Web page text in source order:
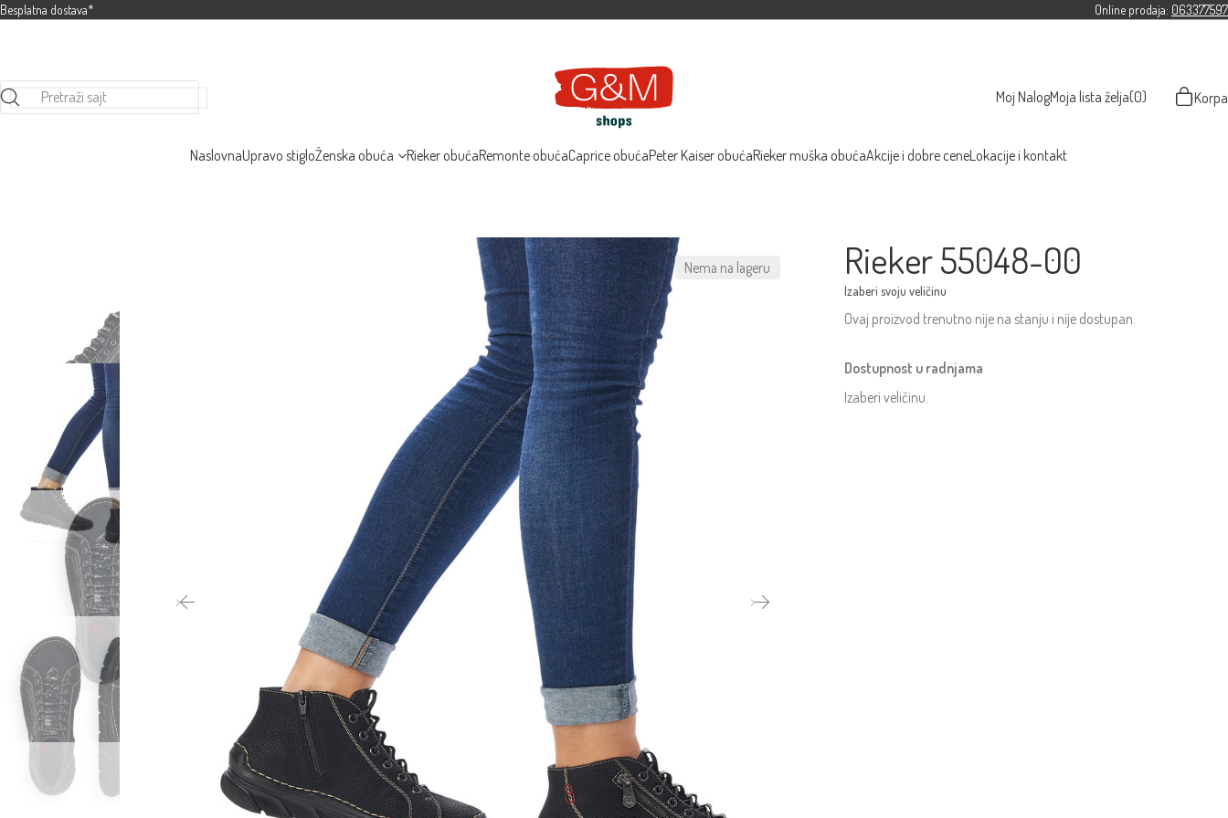
Besplatna dostava* Online prodaja: 063377597
Pretraži sajt Moj NalogMoja lista želja(0) Korpa
NaslovnaUpravo stigloŽenska obuća Rieker obućaRemonte obućaCaprice obućaPeter Kaiser obućaRieker muška obućaAkcije i dobre ceneLokacije i kontakt
Nema na lageru Rieker 55048-00
Ovaj proizvod trenutno nije na stanju i nije dostupan.
Dostupnost u radnjama
Izaberi veličinu.